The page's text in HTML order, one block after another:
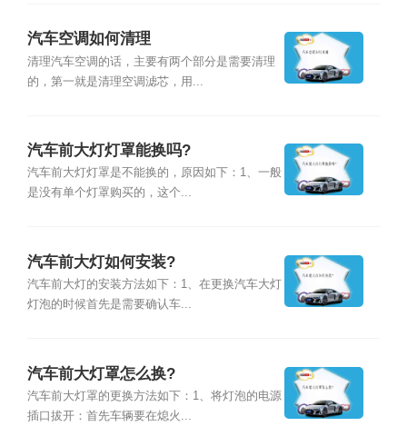
汽车空调如何清理
清理汽车空调的话，主要有两个部分是需要清理
的，第一就是清理空调滤芯，用...
汽车前大灯灯罩能换吗?
汽车前大灯灯罩是不能换的，原因如下：1、一般
是没有单个灯罩购买的，这个...
汽车前大灯如何安装?
汽车前大灯的安装方法如下：1、在更换汽车大灯
灯泡的时候首先是需要确认车...
汽车前大灯罩怎么换?
汽车前大灯罩的更换方法如下：1、将灯泡的电源
插口拔开：首先车辆要在熄火...